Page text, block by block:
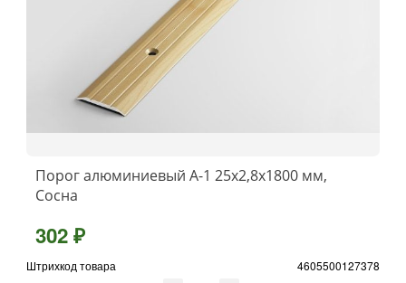
Порог алюминиевый А-1 25x2,8x1800 мм,
Сосна
302 ₽
Штрихкод товара 4605500127378